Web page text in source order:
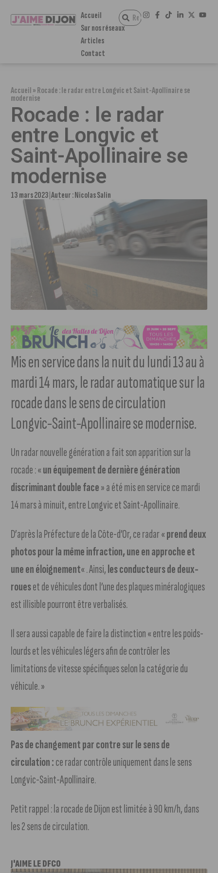
Accueil
Sur nos réseaux
Articles
Contact
Accueil»Rocade : le radar entre Longvic et Saint-Apollinaire se
modernise
Rocade : le radar
entre Longvic et
Saint-Apollinaire se
modernise
13 mars 2023 Auteur :Nicolas Salin
Mis en service dans la nuit du lundi 13 au à
mardi 14 mars, le radar automatique sur la
rocade dans le sens de circulation
Longvic-Saint-Apollinaire se modernise.
Un radar nouvelle génération a fait son apparition sur la
rocade : «un équipement de dernière génération
discriminant double face» a été mis en service ce mardi
14 mars à minuit, entre Longvic et Saint-Apollinaire.
D’après la Préfecture de la Côte-d’Or, ce radar «prend deux
photos pour la même infraction, une en approche et
une en éloignement« . Ainsi,les conducteurs de deux-
roueset de véhicules dont l’une des plaques minéralogiques
est illisible pourront être verbalisés.
Il sera aussi capable de faire la distinction « entre les poids-
lourds et les véhicules légers afin de contrôler les
limitations de vitesse spécifiques selon la catégorie du
véhicule. »
Pas de changement par contre sur le sens de
circulation :ce radar contrôle uniquement dans le sens
Longvic-Saint-Apollinaire.
Petit rappel : la rocade de Dijon est limitée à 90 km/h, dans
les 2 sens de circulation.
J'AIME LE DFCO